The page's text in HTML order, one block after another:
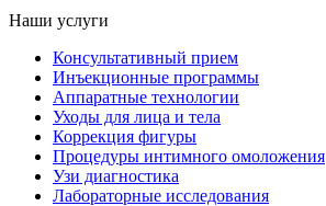
Наши услуги
Консультативный прием
Инъекционные программы
Аппаратные технологии
Уходы для лица и тела
Коррекция фигуры
Процедуры интимного омоложения
Узи диагностика
Лабораторные исследования